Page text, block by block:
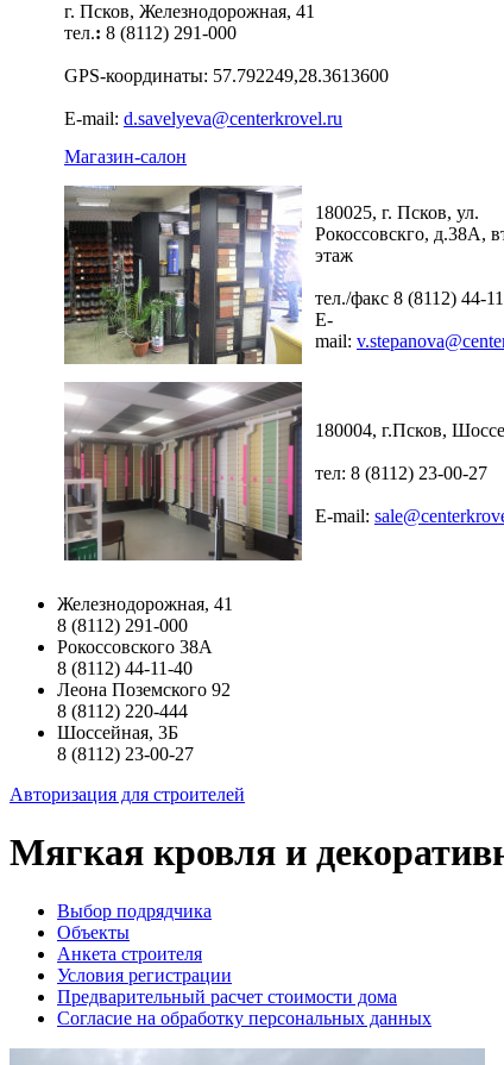
г. Псков, Железнодорожная, 41
тел.: 8 (8112) 291-000
GPS-координаты: 57.792249,28.3613600
E-mail: d.savelyeva@centerkrovel.ru
Магазин-салон
180025, г. Псков, ул.
Рокоссовскго, д.38А,
этаж
тел./факс 8 (8112) 44-
E-
mail:
180004, г.Псков,
тел: 8 (8112) 23-00-27
E-mail:
Железнодорожная, 41
8 (8112) 291-000
Рокоссовского 38А
8 (8112) 44-11-40
Леона Поземского 92
8 (8112) 220-444
Шоссейная, 3Б
8 (8112) 23-00-27
Авторизация для строителей
Мягкая кровля и
Выбор подрядчика
Объекты
Анкета строителя
Условия регистрации
Предварительный расчет стоимости дома
Согласие на обработку персональных данных